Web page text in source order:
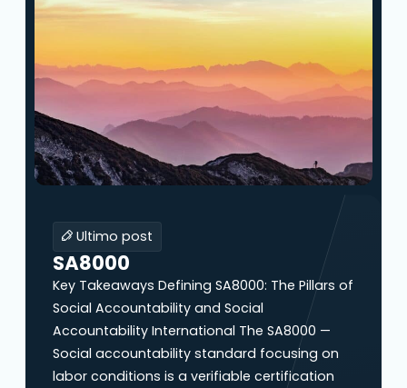
Ultimo post
SA8000
Key Takeaways Defining SA8000: The Pillars of
Social Accountability and Social
Accountability International The SA8000 —
Social accountability standard focusing on
labor conditions is a verifiable certification